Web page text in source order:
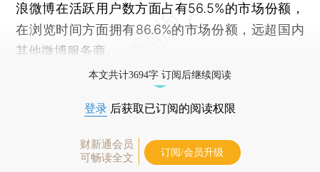
浪微博在活跃用户数方面占有56.5%的市场份额，
在浏览时间方面拥有86.6%的市场份额，远超国内
其他微博服务商。
本文共计3694字 订阅后继续阅读
登录 后获取已订阅的阅读权限
财新通会员
可畅读全文
订阅/会员升级